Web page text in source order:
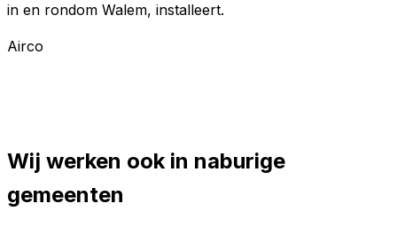
in en rondom Walem, installeert.
Airco
Wij werken ook in naburige
gemeenten